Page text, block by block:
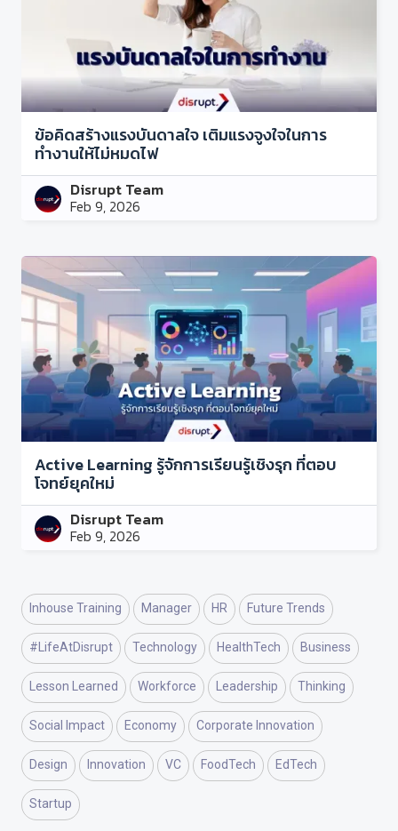
ข้อคิดสร้างแรงบันดาลใจ เติมแรงจูงใจในการ
ทำงานให้ไม่หมดไฟ
Disrupt Team
Feb 9, 2026
Active Learning รู้จักการเรียนรู้เชิงรุก ที่ตอบ
โจทย์ยุคใหม่
Disrupt Team
Feb 9, 2026
Inhouse Training Manager HR Future Trends
#LifeAtDisrupt Technology HealthTech Business
Lesson Learned Workforce Leadership Thinking
Social Impact Economy Corporate Innovation
Design Innovation VC FoodTech EdTech
Startup